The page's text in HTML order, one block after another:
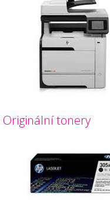
Originální tonery